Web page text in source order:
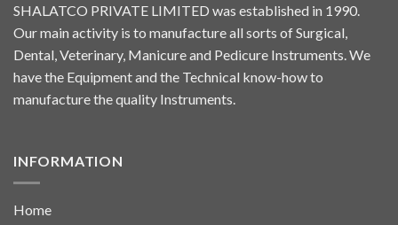
SHALATCO PRIVATE LIMITED was established in 1990.
Our main activity is to manufacture all sorts of Surgical,
Dental, Veterinary, Manicure and Pedicure Instruments. We
have the Equipment and the Technical know-how to
manufacture the quality Instruments.
INFORMATION
Home